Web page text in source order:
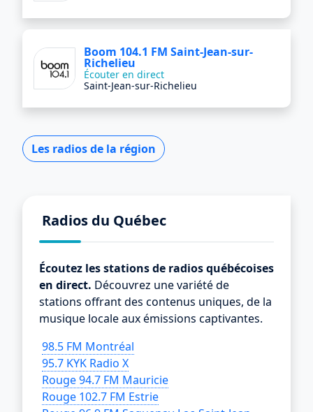
Boom 104.1 FM Saint-Jean-sur-
Richelieu
Écouter en direct
Saint-Jean-sur-Richelieu
Les radios de la région
Radios du Québec
Écoutez les stations de radios québécoises
en direct. Découvrez une variété de
stations offrant des contenus uniques, de la
musique locale aux émissions captivantes.
98.5 FM Montréal
95.7 KYK Radio X
Rouge 94.7 FM Mauricie
Rouge 102.7 FM Estrie